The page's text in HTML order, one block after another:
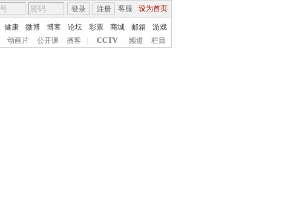
客服 设为首页
登录 注册
健康 微博 博客 论坛 彩票 商城 邮箱
游戏
动画片 公开课 播客 CCTV 频道 栏目